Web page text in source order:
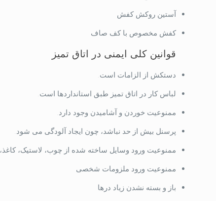
آستین روکش کفش
کفش مخصوص با کف صاف
قوانین کلی ایمنی در اتاق تمیز
دستکش از الزامات است.
لباس کار در اتاق تمیز طبق استانداردها است.
ممنوعیت خوردن و آشامیدن وجود دارد.
پرسنل بیش از حد نباشد، چون ایجاد آلودگی می شود.
ممنوعیت ورود وسایل ساخته شده از چوب، لاستیک،
ممنوعیت ورود ملزومات شخصی
باز و بسته نشدن زیاد درها